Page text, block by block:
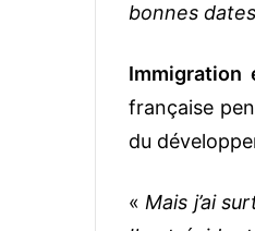
bonnes
Immigration
française
du
« Mais j’ai